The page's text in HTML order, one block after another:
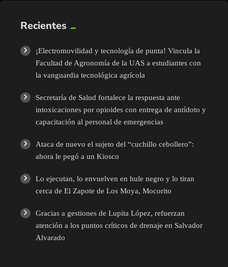
Recientes
¡Electromovilidad y tecnología de punta! Vincula la
Facultad de Agronomía de la UAS a estudiantes con
la vanguardia tecnológica agrícola
Secretaría de Salud fortalece la respuesta ante
intoxicaciones por opioides con entrega de antídoto y
capacitación al personal de emergencias
Ataca de nuevo el sujeto del “cuchillo cebollero”:
ahora le pegó a un Kiosco
Lo ejecutan, lo envuelven en hule negro y lo tiran
cerca de El Zapote de Los Moya, Mocorito
Gracias a gestiones de Lupita López, refuerzan
atención a los puntos críticos de drenaje en Salvador
Alvarado